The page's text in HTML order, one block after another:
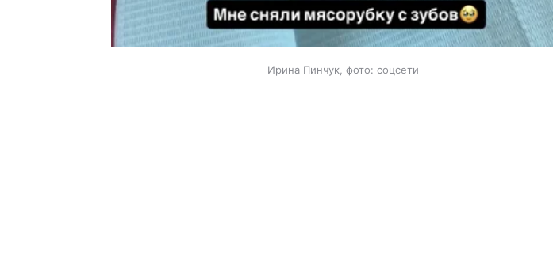
Ирина Пинчук, фото: соцсети